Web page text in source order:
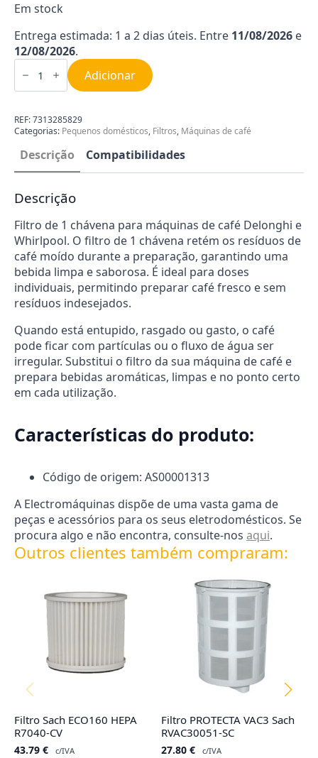
Em stock
Entrega estimada: 1 a 2 dias úteis. Entre 11/08/2026 e
12/08/2026.
Quantidade
de
para
de
Café
Delonghi
Whirlpool
7313285829
Adicionar
REF:7313285829
Categorias: Pequenos domésticos, Filtros, Máquinas de café
Descrição Compatibilidades
Descrição
Filtro de 1 chávena para máquinas de café Delonghi e
Whirlpool. O filtro de 1 chávena retém os resíduos de
café moído durante a preparação, garantindo uma
bebida limpa e saborosa. É ideal para doses
individuais, permitindo preparar café fresco e sem
resíduos indesejados.
Quando está entupido, rasgado ou gasto, o café
pode ficar com partículas ou o fluxo de água ser
irregular. Substitui o filtro da sua máquina de café e
prepara bebidas aromáticas, limpas e no ponto certo
em cada utilização.
Características do produto:
Código de origem: AS00001313
A Electromáquinas dispõe de uma vasta gama de
peças e acessórios para os seus eletrodomésticos. Se
procura algo e não encontra, consulte-nos aqui.
Outros clientes também compraram:
Filtro Sach ECO160 HEPA
R7040-CV
43.79 € c/IVA
Filtro PROTECTA VAC3 Sach
RVAC30051-SC
27.80 € c/IVA